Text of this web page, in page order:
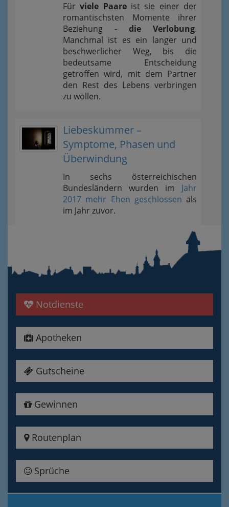
Fürviele Paareist sie einer der
romantischsten Momente ihrer
Beziehung - die Verlobung.
Manchmal ist es ein langer und
beschwerlicher Weg, bis die
bedeutsame Entscheidung
getroffen wird, mit dem Partner
den Rest des Lebens verbringen
zu wollen.
Liebeskummer –
Symptome, Phasen und
Überwindung
In sechs österreichischen
Bundesländern wurden im Jahr
2017 mehr Ehen geschlossen als
im Jahr zuvor.
Notdienste
Apotheken
Gutscheine
Gewinnen
Routenplan
Sprüche